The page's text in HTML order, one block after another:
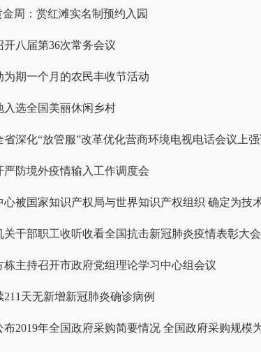
金周：赏红滩实名制预约入园
开八届第36次常务会议
为期一个月的农民丰收节活动
入选全国美丽休闲乡村
严防境外疫情输入工作调度会
关干部职工收听收看全国抗击新冠肺炎疫情表彰大会
栋主持召开市政府党组理论学习中心组会议
211天无新增新冠肺炎确诊病例